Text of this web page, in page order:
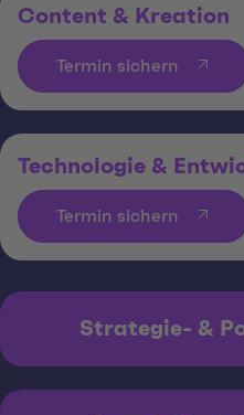
Content & Kreation
Termin sichern
Technologie &
Termin sichern
Strategie- &